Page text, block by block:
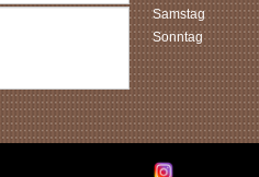
Samstag
Sonntag